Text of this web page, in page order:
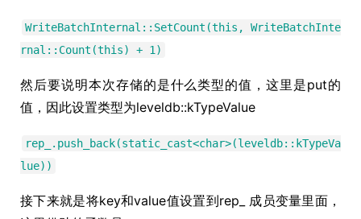
WriteBatchInternal::SetCount(this, WriteBatchInte
rnal::Count(this) + 1)
然后要说明本次存储的是什么类型的值，这里是put的
值，因此设置类型为leveldb::kTypeValue
rep_.push_back(static_cast<char>(leveldb::kTypeVa
lue))
接下来就是将key和value值设置到rep_ 成员变量里面，